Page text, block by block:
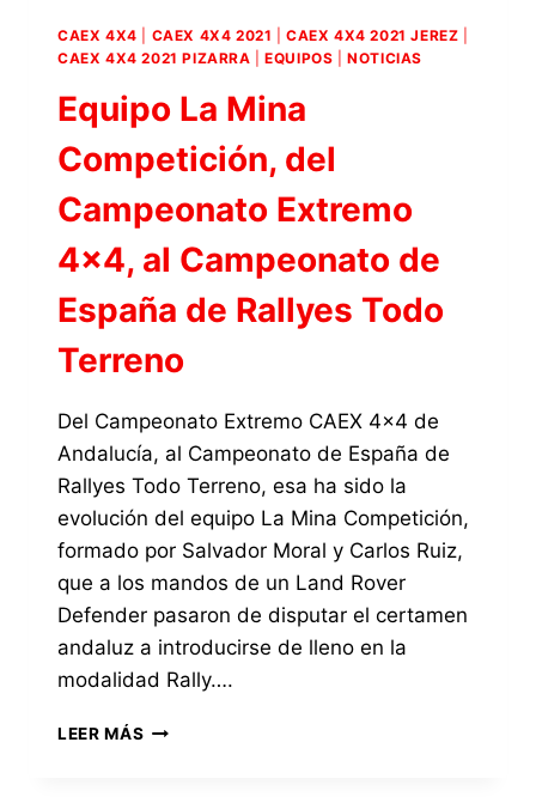
CAMPEONATO
EXTREMO
DE
CAEX 4X4 CAEX 4X4 2021 |CAEX 4X4 2021 JEREZ
CAEX 4X4 2021 PIZARRA |EQUIPOS |NOTICIAS
Equipo La Mina
Competición, del
Campeonato Extremo
4×4, al Campeonato de
España de Rallyes Todo
Terreno
Del Campeonato Extremo CAEX 4×4 de
Andalucía, al Campeonato de España de
Rallyes Todo Terreno, esa ha sido la
evolución del equipo La Mina Competición,
formado por Salvador Moral y Carlos Ruiz,
que a los mandos de un Land Rover
Defender pasaron de disputar el certamen
andaluz a introducirse de lleno en la
modalidad Rally….
LEER MÁS EQUIPO